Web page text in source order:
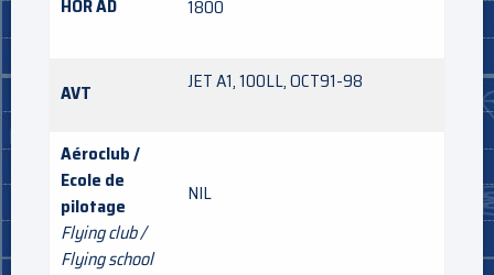
HOR AD
1800
AVT JET A1, 100LL, OCT91-98
Aéroclub /
Ecole de
pilotage
Flying club /
Flying school
NIL